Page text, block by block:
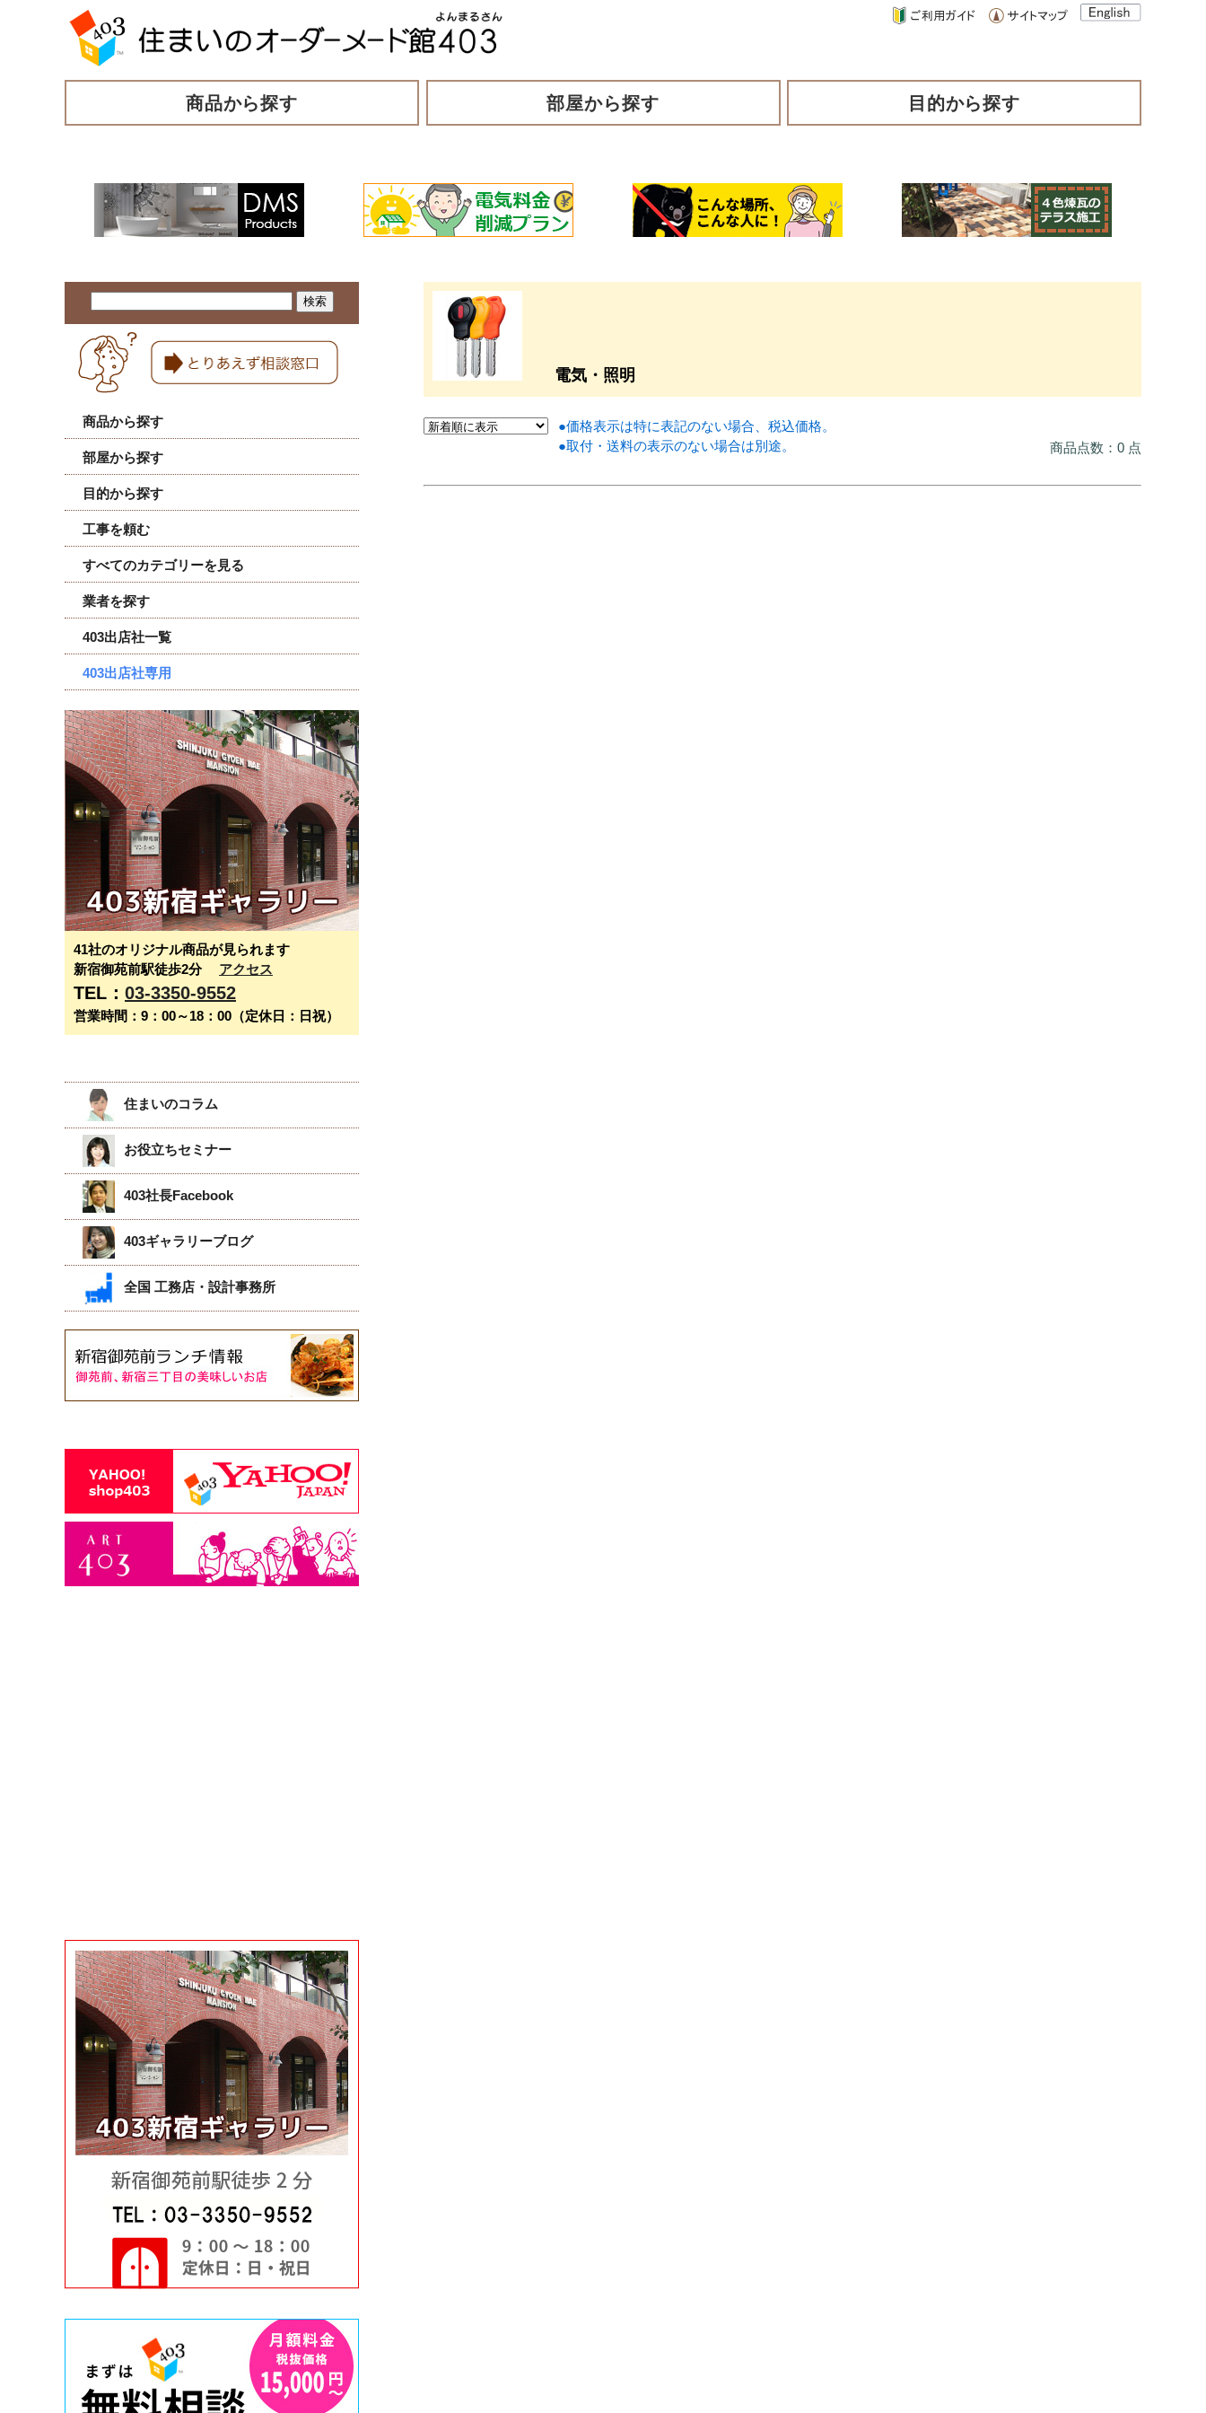
商品から探す 部屋から探す 目的から探す
商品から探す
部屋から探す
目的から探す
工事を頼む
すべてのカテゴリーを見る
業者を探す
403出店社一覧
403出店社専用
41社のオリジナル商品が見られます
新宿御苑前駅徒歩2分 アクセス
TEL： 03-3350-9552
営業時間：9：00～18：00（定休日：日祝）
住まいのコラム
お役立ちセミナー
403社長Facebook
403ギャラリーブログ
全国 工務店・設計事務所
電気・照明
●価格表示は特に表記のない場合、税込価格。
●取付・送料の表示のない場合は別途。
商品点数：0 点